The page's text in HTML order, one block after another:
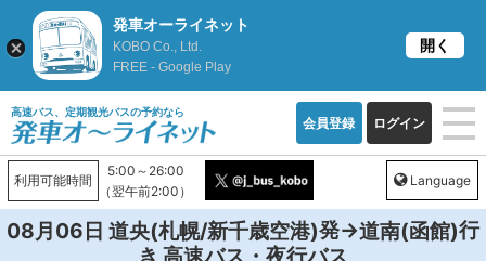
高速バス、定期観光バスの予約なら
会員登録 ログイン
利用可能時間
5:00～26:00
（翌午前2:00）
Language
08月06日 道央(札幌/新千歳空港)発→道南(函館)行
発車オーライネット
KOBO Co., Ltd.
FREE - Google Play
開く